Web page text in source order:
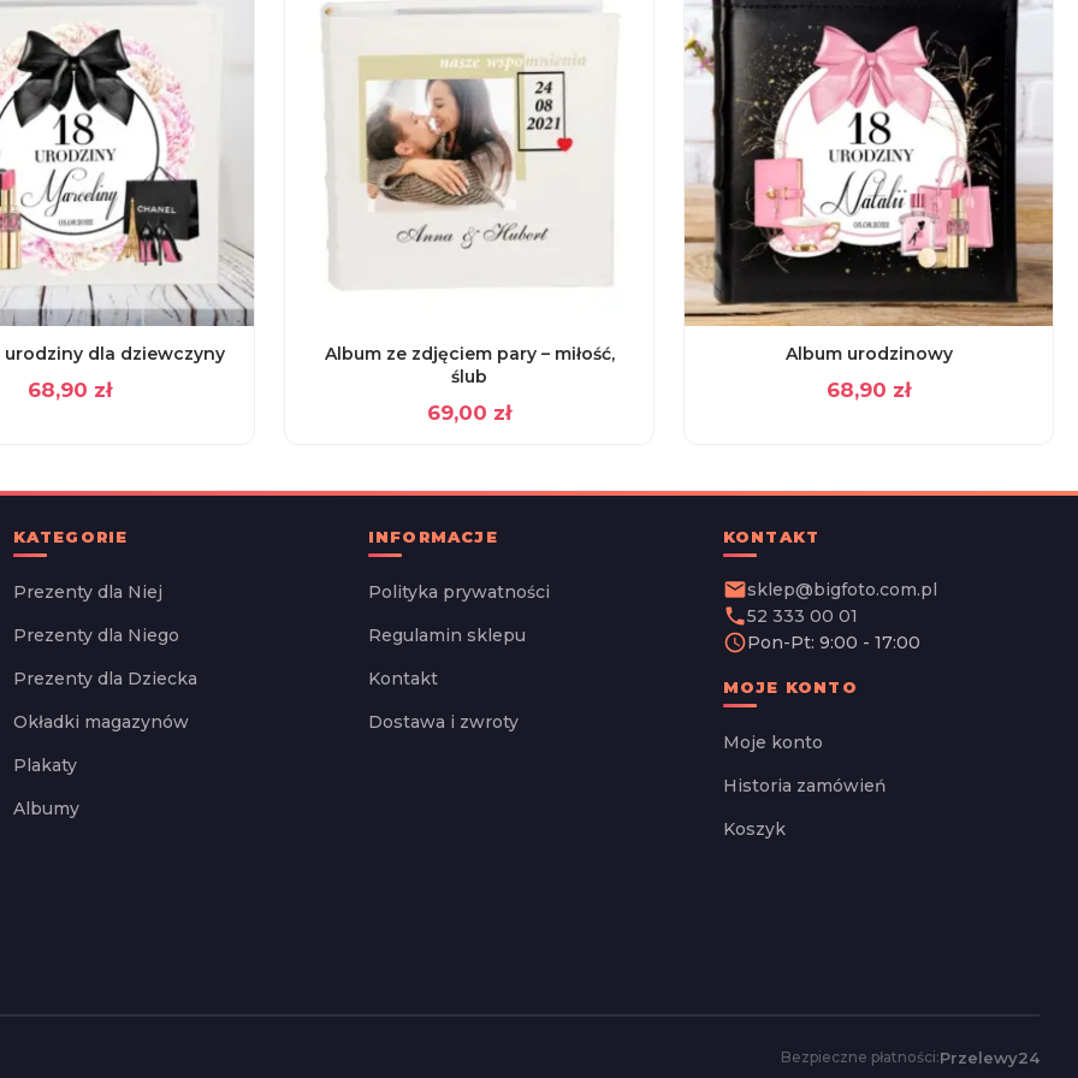
urodziny dla dziewczyny
68,90 zł
Album ze zdjęciem pary – miłość,
ślub
69,00 zł
Album urodzinowy
68,90 zł
KATEGORIE
Prezenty dla Niej
Prezenty dla Niego
Prezenty dla Dziecka
Okładki magazynów
Plakaty
Albumy
INFORMACJE
Polityka prywatności
Regulamin sklepu
Kontakt
Dostawa i zwroty
KONTAKT
emailsklep@bigfoto.com.pl
phone52 333 00 01
schedulePon-Pt: 9:00 - 17:00
MOJE KONTO
Moje konto
Historia zamówień
Koszyk
Bezpieczne płatności:Przelewy24